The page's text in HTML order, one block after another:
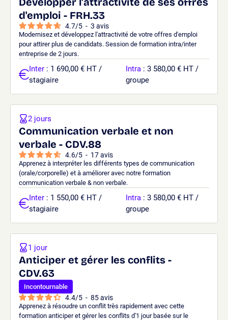
d'emploi - FRH.33
4.7/5 - 3 avis
Modernisez et développez l'attractivité de votre offres d'emploi
pour attirer plus de candidats. Session de formation intra/inter
entreprise de 2 jours.
Inter : 1 690,00 € HT /
stagiaire
Intra : 3 580,00 € HT /
groupe
Communication verbale et non
verbale - CDV.88
4.6/5 - 17avis
Apprenez à interpréter les différents types de communication
(orale/corporelle) et à améliorer avec notre formation
communication verbale & non verbale.
2 jours
Inter : 1 550,00 € HT /
stagiaire
Intra : 3 580,00 € HT /
groupe
Anticiper et gérer les conflits -
CDV.63
Incontournable
4.4/5 - 85avis
Apprenez à résoudre un conflit très rapidement avec cette
formation anticiper et gérer les conflits d'1 jour basée sur le
1 jour